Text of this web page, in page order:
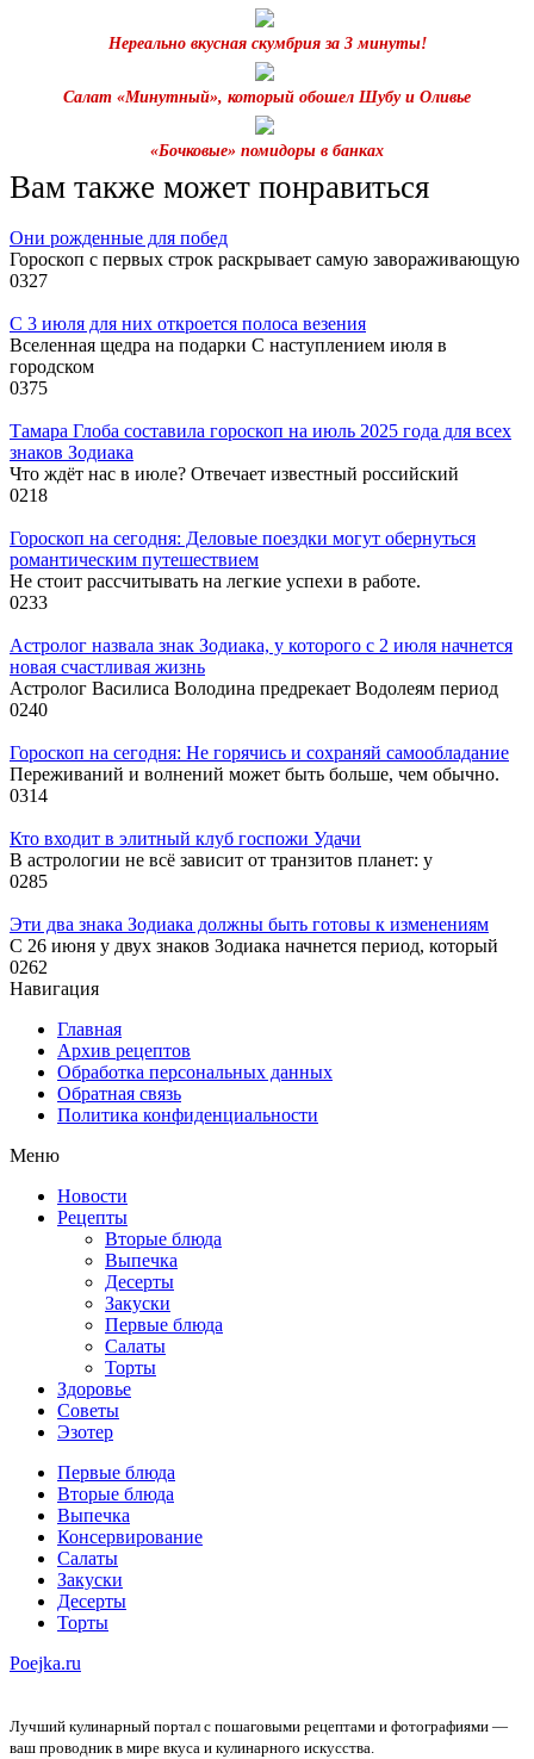
Нереально вкусная скумбрия за 3 минуты!
Салат «Минутный», который обошел Шубу и Оливье
«Бочковые» помидоры в банках
Вам также может понравиться
Они рожденные для побед
Гороскоп с первых строк раскрывает самую завораживающую
0327
С 3 июля для них откроется полоса везения
Вселенная щедра на подарки С наступлением июля в
городском
0375
Тамара Глоба составила гороскоп на июль 2025 года для всех
знаков Зодиака
Что ждёт нас в июле? Отвечает известный российский
0218
Гороскоп на сегодня: Деловые поездки могут обернуться
романтическим путешествием
Не стоит рассчитывать на легкие успехи в работе.
0233
Астролог назвала знак Зодиака, у которого с 2 июля начнется
новая счастливая жизнь
Астролог Василиса Володина предрекает Водолеям период
0240
Гороскоп на сегодня: Не горячись и сохраняй самообладание
Переживаний и волнений может быть больше, чем обычно.
0314
Кто входит в элитный клуб госпожи Удачи
В астрологии не всё зависит от транзитов планет: у
0285
Эти два знака Зодиака должны быть готовы к изменениям
С 26 июня у двух знаков Зодиака начнется период, который
0262
Навигация
Главная
Архив рецептов
Обработка персональных данных
Обратная связь
Политика конфиденциальности
Меню
Новости
Рецепты
Вторые блюда
Выпечка
Десерты
Закуски
Первые блюда
Салаты
Торты
Здоровье
Советы
Эзотер
Первые блюда
Вторые блюда
Выпечка
Консервирование
Салаты
Закуски
Десерты
Торты
Poejka.ru
Лучший кулинарный портал с пошаговыми рецептами и фотографиями —
ваш проводник в мире вкуса и кулинарного искусства.